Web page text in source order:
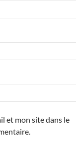
et mon site dans le